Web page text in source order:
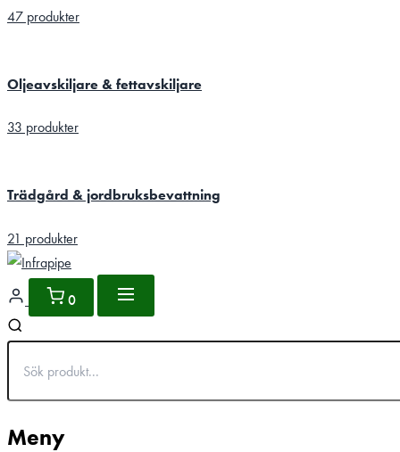
47 produkter
Oljeavskiljare & fettavskiljare
33 produkter
Trädgård & jordbruksbevattning
21 produkter
0
Meny